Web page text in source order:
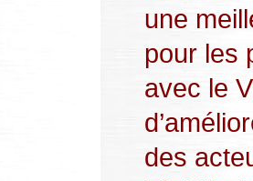
une
pour les
avec le
des